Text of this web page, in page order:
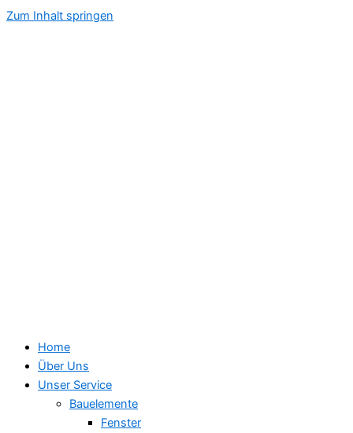
Zum Inhalt springen
Home
Über Uns
Unser Service
Bauelemente
Fenster